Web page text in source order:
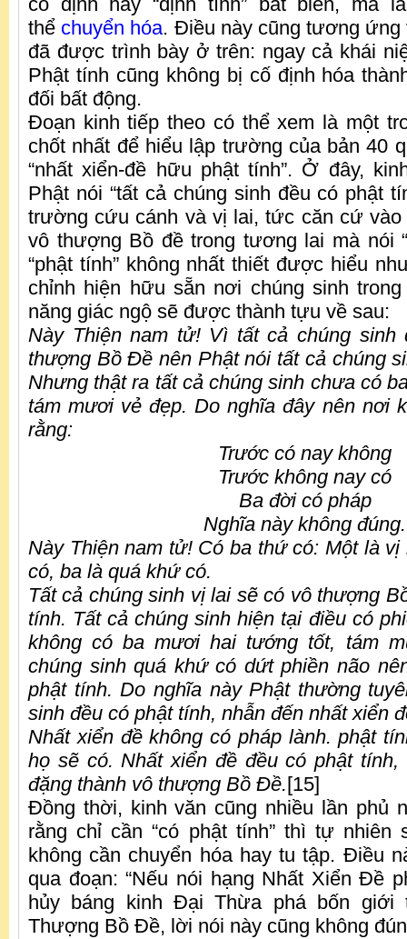
thể chuyển hóa. Điều này cũng tương ứng
đã được trình bày ở trên: ngay cả khái
Phật tính cũng không bị cố định hóa
đối bất động.
Đoạn kinh tiếp theo có thể xem là một
chốt nhất để hiểu lập trường của bản 40
“nhất xiển-đề hữu phật tính”. Ở đây,
Phật nói “tất cả chúng sinh đều có phật
trường cứu cánh và vị lai, tức căn cứ vào
vô thượng Bồ đề trong tương lai mà nói
“phật tính” không nhất thiết được hiểu
chỉnh hiện hữu sẵn nơi chúng sinh
năng giác ngộ sẽ được thành tựu về sau:
Này Thiện nam tử! Vì tất cả chúng sinh
thượng Bồ Đề nên Phật nói tất cả chúng
Nhưng thật ra tất cả chúng sinh chưa có
tám mươi vẻ đẹp. Do nghĩa đây nên nơi
rằng:
Trước có nay không
Trước không nay có
Ba đời có pháp
Nghĩa này không đúng.
Này Thiện nam tử! Có ba thứ có: Một là
có, ba là quá khứ có.
Tất cả chúng sinh vị lai sẽ có vô thượng
tính. Tất cả chúng sinh hiện tại điều có
không có ba mươi hai tướng tốt, tám
chúng sinh quá khứ có dứt phiền não
phật tính. Do nghĩa này Phật thường
sinh đều có phật tính, nhẫn đến nhất xiển
Nhất xiển đề không có pháp lành. phật
họ sẽ có. Nhất xiển đề đều có phật
đặng thành vô thượng Bồ Đề. [15]
Đồng thời, kinh văn cũng nhiều lần phủ
rằng chỉ cần “có phật tính” thì tự nhiên
không cần chuyển hóa hay tu tập. Điều
qua đoạn: “Nếu nói hạng Nhất Xiển Đề
hủy báng kinh Đại Thừa phá bốn giới
Thượng Bồ Đề, lời nói này cũng không